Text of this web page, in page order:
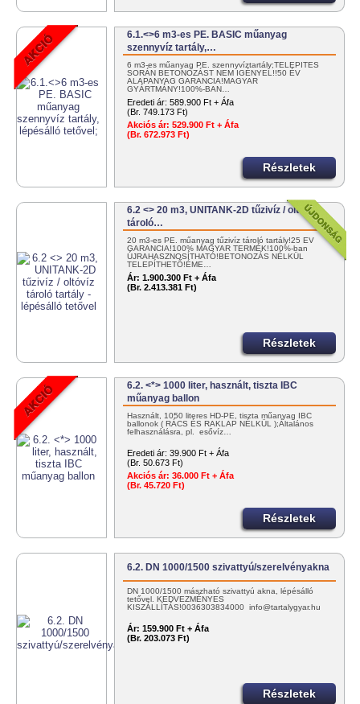
6.1.<>6 m3-es PE. BASIC műanyag
szennyvíz tartály,…
6 m3-es műanyag PE. szennyvíztartály;TELEPÍTÉS
SORÁN BETONOZÁST NEM IGÉNYEL!!50 ÉV
ALAPANYAG GARANCIA!MAGYAR
GYÁRTMÁNY!100%-BAN…
Eredeti ár: 589.900 Ft + Áfa
(Br. 749.173 Ft)
Akciós ár: 529.900 Ft + Áfa
(Br. 672.973 Ft)
Részletek
6.2 <> 20 m3, UNITANK-2D tűzivíz / oltóvíz
tároló…
20 m3-es PE. műanyag tűzivíz tároló tartály!25 ÉV
GARANCIA!100% MAGYAR TERMÉK!100%-ban
ÚJRAHASZNOSÍTHATÓ!BETONOZÁS NÉLKÜL
TELEPÍTHETŐ!ÉME…
Ár: 1.900.300 Ft + Áfa
(Br. 2.413.381 Ft)
Részletek
6.2. <*> 1000 liter, használt, tiszta IBC
műanyag ballon
Használt, 1050 literes HD-PE, tiszta műanyag IBC
ballonok ( RÁCS ÉS RAKLAP NÉLKÜL );Általános
felhasználásra, pl. esővíz…
Eredeti ár: 39.900 Ft + Áfa
(Br. 50.673 Ft)
Akciós ár: 36.000 Ft + Áfa
(Br. 45.720 Ft)
Részletek
6.2. DN 1000/1500 szivattyú/szerelvényakna
DN 1000/1500 mászható szivattyú akna, lépésálló
tetővel. KEDVEZMÉNYES
KISZÁLLÍTÁS!0036303834000 info@tartalygyar.hu
Ár: 159.900 Ft + Áfa
(Br. 203.073 Ft)
Részletek